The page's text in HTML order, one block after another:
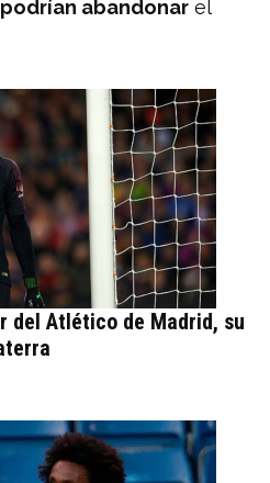
abandonar el
del Atlético de Madrid, su